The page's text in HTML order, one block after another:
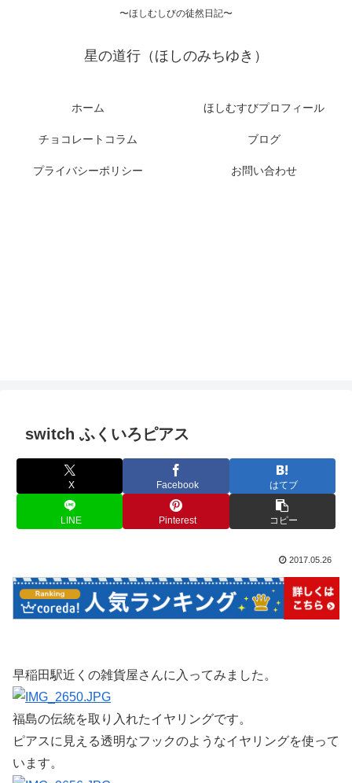
〜ほしむしびの徒然日記〜
星の道行（ほしのみちゆき）
ホーム ほしむすびプロフィール
チョコレートコラム ブログ
プライバシーポリシー お問い合わせ
switch ふくいろピアス
X Facebook はてブ
LINE Pinterest コピー
2017.05.26
早稲田駅近くの雑貨屋さんに入ってみました。
福島の伝統を取り入れたイヤリングです。
ピアスに見える透明なフックのようなイヤリングを使って
います。